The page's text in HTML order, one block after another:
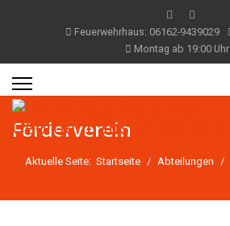
Feuerwehrhaus: 06162-9439029
Montag ab 19:00 Uhr
Förderverein
Aktuelle Seite: Startseite Abteilungen